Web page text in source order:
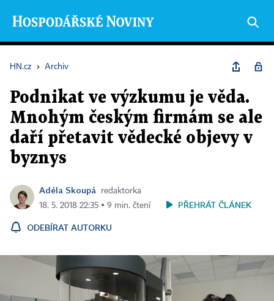
HN.cz › Archiv
Podnikat ve výzkumu je věda.
Mnohým českým firmám se ale
daří přetavit vědecké objevy v
byznys
Adéla Skoupá
redaktorka
18. 5. 2018 22:35 ▪ 9 min. čtení
PŘEHRÁT ČLÁNEK
ODEBÍRAT AUTORKU